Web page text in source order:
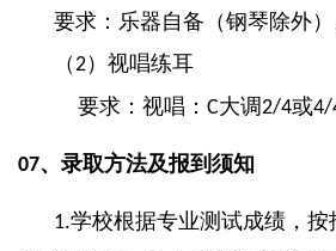
要求：乐器自备（钢琴除外）
（2）视唱练耳
要求：视唱： C大调2/4或4/
07、 录取方法及报到须知
1.学校根据专业测试成绩，